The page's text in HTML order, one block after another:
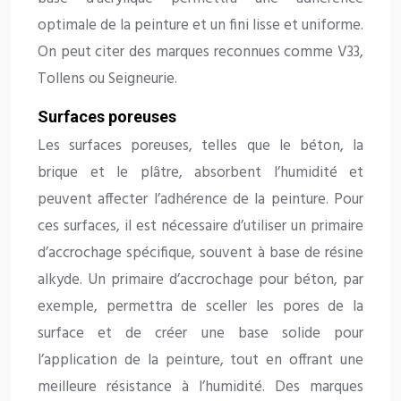
optimale de la peinture et un fini lisse et uniforme.
On peut citer des marques reconnues comme V33,
Tollens ou Seigneurie.
Surfaces poreuses
Les surfaces poreuses, telles que le béton, la
brique et le plâtre, absorbent l’humidité et
peuvent affecter l’adhérence de la peinture. Pour
ces surfaces, il est nécessaire d’utiliser un primaire
d’accrochage spécifique, souvent à base de résine
alkyde. Un primaire d’accrochage pour béton, par
exemple, permettra de sceller les pores de la
surface et de créer une base solide pour
l’application de la peinture, tout en offrant une
meilleure résistance à l’humidité. Des marques